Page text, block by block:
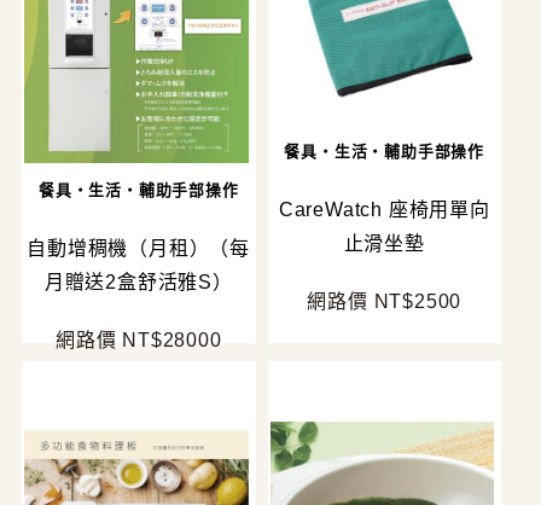
餐具・生活・輔助手部操作
自動增稠機（月租）（每
月贈送2盒舒活雅S）
網路價 NT$28000
餐具・生活・輔助手部操作
CareWatch 座椅用單向
止滑坐墊
網路價 NT$2500